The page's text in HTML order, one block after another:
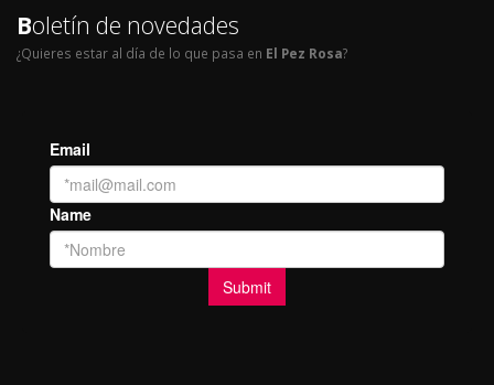
Boletín de novedades
¿Quieres estar al día de lo que pasa en El Pez Rosa?